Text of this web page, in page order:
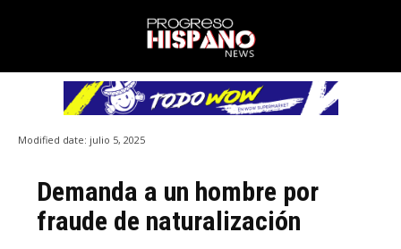
Modified date: julio 5, 2025
Demanda a un hombre por
fraude de naturalización